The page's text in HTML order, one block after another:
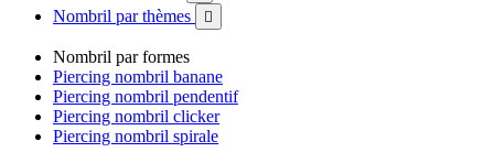
Nombril par thèmes 
Nombril par formes
Piercing nombril banane
Piercing nombril pendentif
Piercing nombril clicker
Piercing nombril spirale